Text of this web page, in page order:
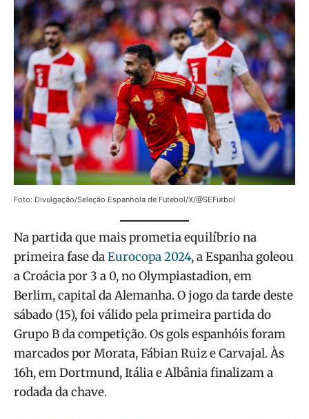
Foto: Divulgação/Seleção Espanhola de Futebol/X/@SEFutbol
Na partida que mais prometia equilíbrio na
primeira fase daEurocopa 2024, a Espanha goleou
a Croácia por 3 a 0, no Olympiastadion, em
Berlim, capital da Alemanha. O jogo da tarde deste
sábado (15), foi válido pela primeira partida do
Grupo B da competição. Os gols espanhóis foram
marcados por Morata, Fábian Ruiz e Carvajal. Às
16h, em Dortmund, Itália e Albânia finalizam a
rodada da chave.